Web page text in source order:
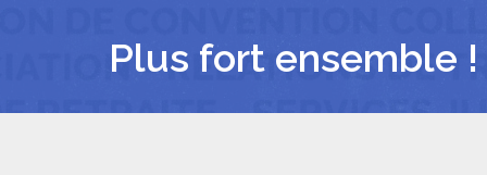
Plus fort ensemble !